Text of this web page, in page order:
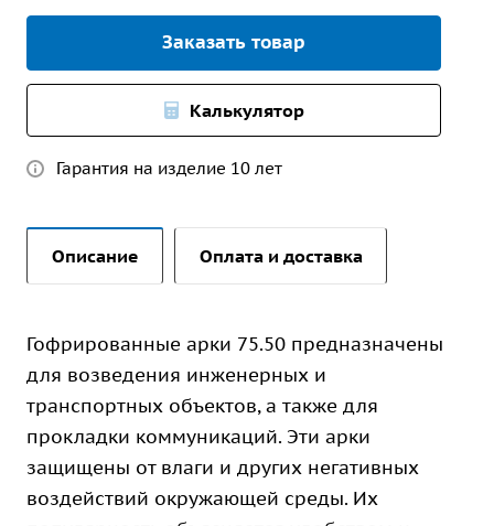
Заказать товар
Калькулятор
Гарантия на изделие 10 лет
Описание Оплата и доставка
Гофрированные арки 75.50 предназначены
для возведения инженерных и
транспортных объектов, а также для
прокладки коммуникаций. Эти арки
защищены от влаги и других негативных
воздействий окружающей среды. Их